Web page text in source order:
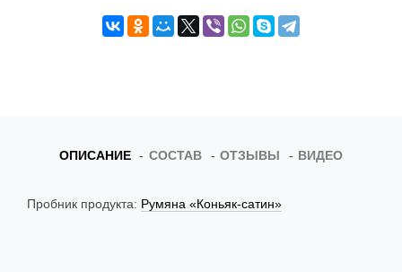
ОПИСАНИЕ СОСТАВ ОТЗЫВЫ ВИДЕО
Пробник продукта: Румяна «Коньяк-сатин»